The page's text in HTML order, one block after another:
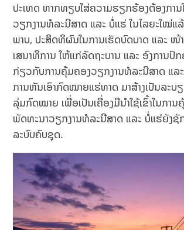
ປະເທດ ຫາກທຽບໃສ່ຄວາມຮຽກຮ້ອງຕ້ອງກາ
ວຽກງານທໍລະນີສາດ ແລະ ບໍ່ແຮ່ ໃນໄລຍະໃໝ່ແ
ພາບ, ປະສິດທິຜົນໃນການເຮັດບົດບາດ ແລະ ໜ້
ເສນາທິການ ໃຫ້ແກ່ລັດຖະບານ ແລະ ອົງການປົ
ກ່ຽວກັບການຄຸ້ມຄອງວຽກງານທໍລະນີສາດ ແລ
ການຫັນເອົາກົດໝາຍແຮ່ທາດ ມາສ້າງເປັນລະບ
ລຸ່ມກົດໝາຍ ເພື່ອເປັນເຄື່ອງມືນໍາໃຊ້ເຂົ້າໃນການ
ພັດທະນາວຽກງານທໍລະນີສາດ ແລະ ບໍ່ແຮ່ຍັງຊັ
ລະບົບຄົບຊຸດ.